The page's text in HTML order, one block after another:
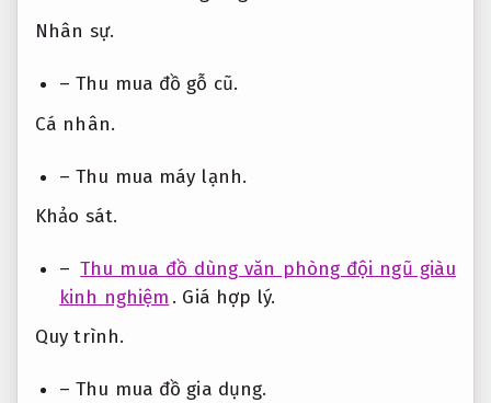
Nhân sự.
– Thu mua đồ gỗ cũ.
Cá nhân.
– Thu mua máy lạnh.
Khảo sát.
– Thu mua đồ dùng văn phòng đội ngũ giàu
kinh nghiệm . Giá hợp lý.
Quy trình.
– Thu mua đồ gia dụng.